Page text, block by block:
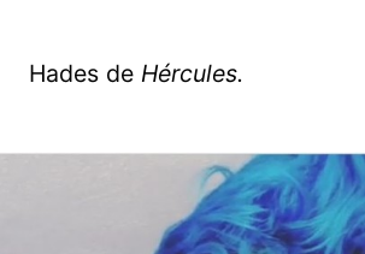
Hades de Hércules.